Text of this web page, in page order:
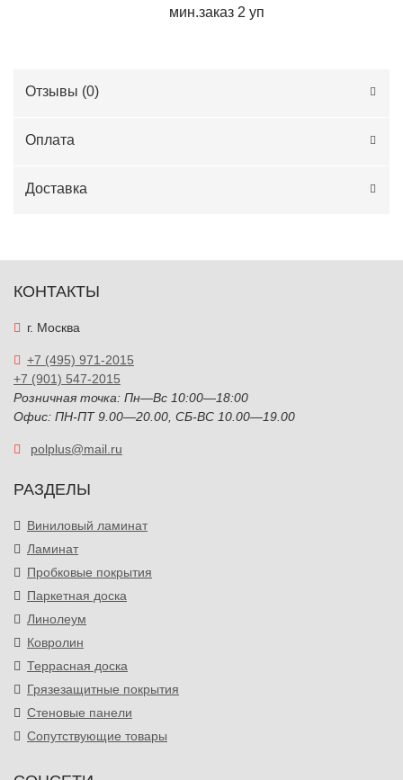
мин.заказ 2 уп
Отзывы (0)
Оплата
Доставка
КОНТАКТЫ
г. Москва
+7 (495) 971-2015
+7 (901) 547-2015
Розничная точка: Пн—Вс 10:00—18:00
Офис: ПН-ПТ 9.00—20.00, СБ-ВС 10.00—19.00
polplus@mail.ru
РАЗДЕЛЫ
Виниловый ламинат
Ламинат
Пробковые покрытия
Паркетная доска
Линолеум
Ковролин
Террасная доска
Грязезащитные покрытия
Стеновые панели
Сопутствующие товары